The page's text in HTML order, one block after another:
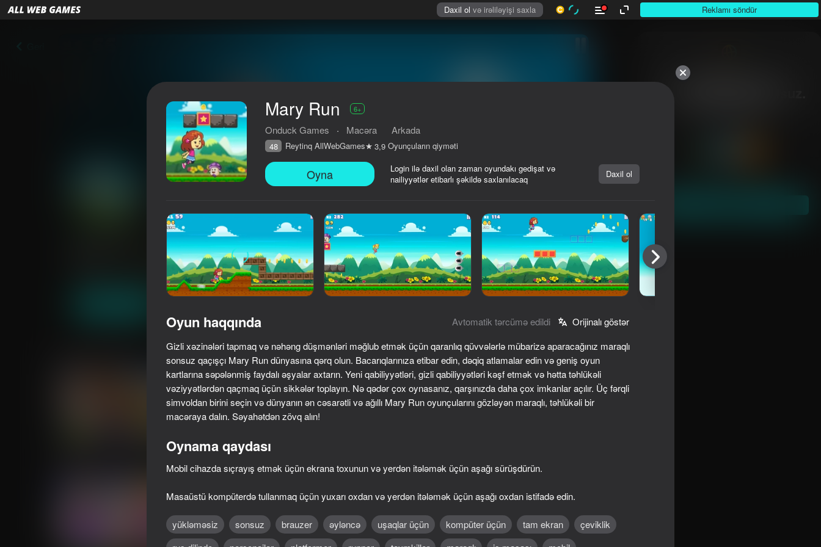
Daxil ol və irəliləyişi saxla Reklamı söndür
10,000-dən çox
Reytinq AllWebGames 3,9Oyunçuların qiyməti 6+
Arkada Onduck Games
School Escape Obby Run
62 47 45
Mary Run 6+
Onduck Games · Macəra Arkada
48 Reytinq AllWebGames 3,9 Oyunçuların qiyməti
Oyna
Login ilə daxil olan zaman oyundakı gedişat və
nailiyyətlər etibarlı şəkildə saxlanılacaq
Daxil ol
Oyun haqqında Avtomatik tərcümə edildi
Orijinalı göstər
Gizli xəzinələri tapmaq və nəhəng düşmənləri məğlub etmək üçün qaranlıq qüvvələrlə mübarizə aparacağınız maraqlı
sonsuz qaçışçı Mary Run dünyasına qərq olun. Bacarıqlarınıza etibar edin, dəqiq atlamalar edin və geniş oyun
kartlarına səpələnmiş faydalı əşyalar axtarın. Yeni qabiliyyətləri, gizli qabiliyyətləri kəşf etmək və hətta təhlükəli
vəziyyətlərdən qaçmaq üçün sikkələr toplayın. Nə qədər çox oynasanız, qarşınızda daha çox imkanlar açılır. Üç fərqli
simvoldan birini seçin və dünyanın ən cəsarətli və ağıllı Mary Run oyunçularını gözləyən maraqlı, təhlükəli bir
macəraya dalın. Səyahətdən zövq alın!
Oynama qaydası
Mobil cihazda sıçrayış etmək üçün ekrana toxunun və yerdən itələmək üçün aşağı sürüşdürün.
Masaüstü kompüterdə tullanmaq üçün yuxarı oxdan və yerdən itələmək üçün aşağı oxdan istifadə edin.
yükləməsiz sonsuz brauzer əyləncə uşaqlar üçün kompüter üçün tam ekran
çeviklik